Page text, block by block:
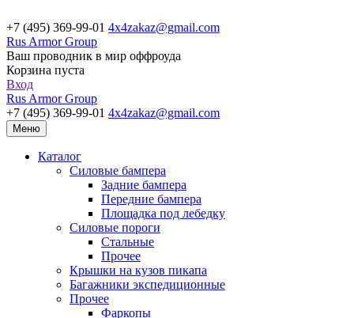
+7 (495) 369-99-01 4x4zakaz@gmail.com
Rus Armor Group
Ваш проводник в мир оффроуда
Корзина пуста
Вход
Rus Armor Group
+7 (495) 369-99-01 4x4zakaz@gmail.com
Меню
Каталог
Силовые бампера
Задние бампера
Передние бампера
Площадка под лебедку
Силовые пороги
Стальные
Прочее
Крышки на кузов пикапа
Багажники экспедиционные
Прочее
Фаркопы